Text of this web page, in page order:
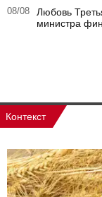
08/08
Любовь
министра
Контекст